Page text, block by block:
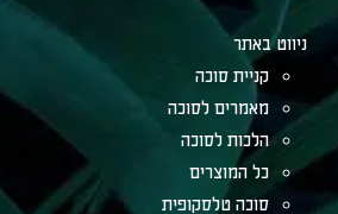
ניווט באתר
קניית סוכה
מאמרים לסוכה
הלכות לסוכה
כל המוצרים
סוכה טלסקופית